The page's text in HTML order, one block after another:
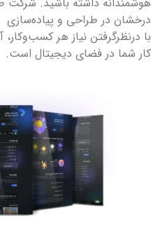
درخشان در طراحی و پیاده‌سازی
با درنظرگرفتن نیاز هر
کار شما در فضای دیجیتال است.